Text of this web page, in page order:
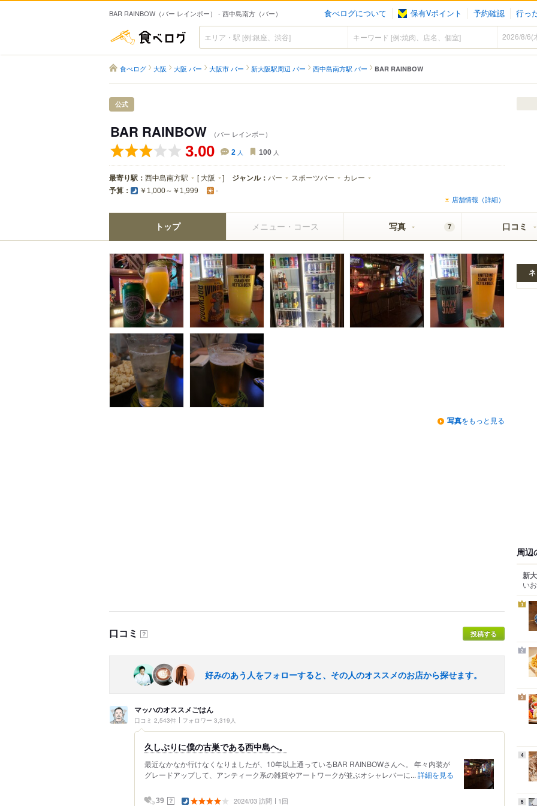
BAR RAINBOW（バー レインボー） - 西中島南方（バー） 食べログについて 保有Vポイント 予約確認 行っ
食べログ
食べログ 大阪 大阪 バー 大阪市 バー 新大阪駅周辺 バー 西中島南方駅 バー BAR RAINBOW
公式
BAR RAINBOW （バー レインボー）
3.00 2 人 100 人
最寄り駅： 西中島南方駅 [ 大阪 ] ジャンル： バー スポーツバー カレー
予算： ￥1,000～￥1,999 -
店舗情報（詳細）
トップ メニュー・コース 写真 7 口コミ
写真をもっと見る
口コミ ？ 投稿する
好みのあう人をフォローすると、その人のオススメのお店から探せます。
マッハのオススメごはん
口コミ 2,543件 フォロワー 3,319人
久しぶりに僕の古巣である西中島へ。
最近なかなか行けなくなりましたが、10年以上通っているBAR RAINBOWさんへ。 年々内装が
グレードアップして、アンティーク系の雑貨やアートワークが並ぶオシャレバーに... 詳細を見る
39 ？ 2024/03 訪問 1回
周辺
新
いお
1
2
3
4
5